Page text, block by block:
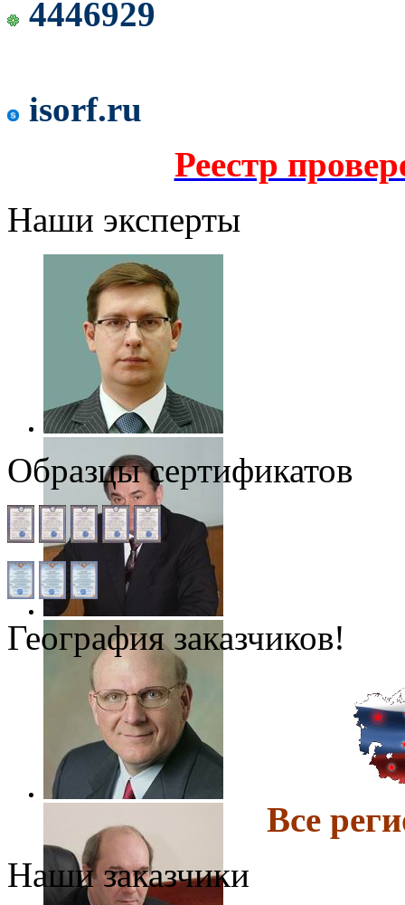
4446929
isorf.ru
Реестр
Наши эксперты
Образцы сертификатов
География заказчиков!
Все
Наши заказчики